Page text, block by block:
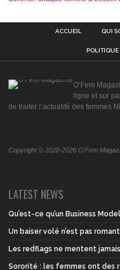
ACCUEIL QUI
POLITIQUE
O’Fem
ligne et sur
de traiter l’actualité des femmes
Copyright © 2020-2026 O'Fem
LATEST NEWS
Qu’est-ce qu’un Business
Un baiser volé n’est pas
Les redflags ne mentent
Sororité : les femmes ont des